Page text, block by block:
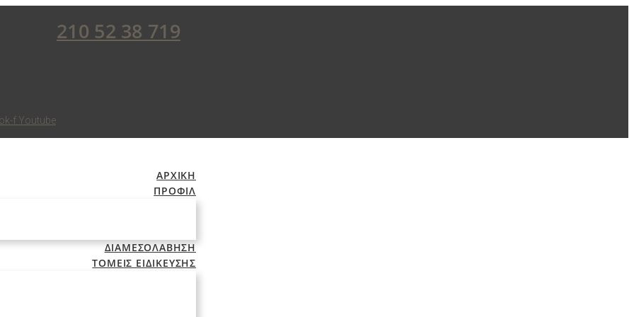
210 52 38 719
f Youtube
ΑΡΧΙΚΗ
ΠΡΟΦΙΛ
ΔΙΑΜΕΣΟΛΑΒΗΣΗ
ΤΟΜΕΙΣ ΕΙΔΙΚΕΥΣΗΣ